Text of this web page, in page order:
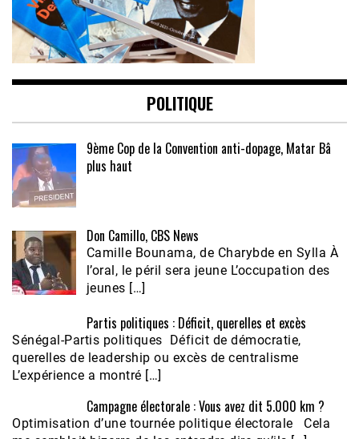
POLITIQUE
9ème Cop de la Convention anti-dopage, Matar Bâ
plus haut
Don Camillo, CBS News
Camille Bounama, de Charybde en Sylla À
l’oral, le péril sera jeune L’occupation des
jeunes […]
Partis politiques : Déficit, querelles et excès
Sénégal-Partis politiques Déficit de démocratie,
querelles de leadership ou excès de centralisme
L’expérience a montré […]
Campagne électorale : Vous avez dit 5.000 km ?
Optimisation d’une tournée politique électorale Cela